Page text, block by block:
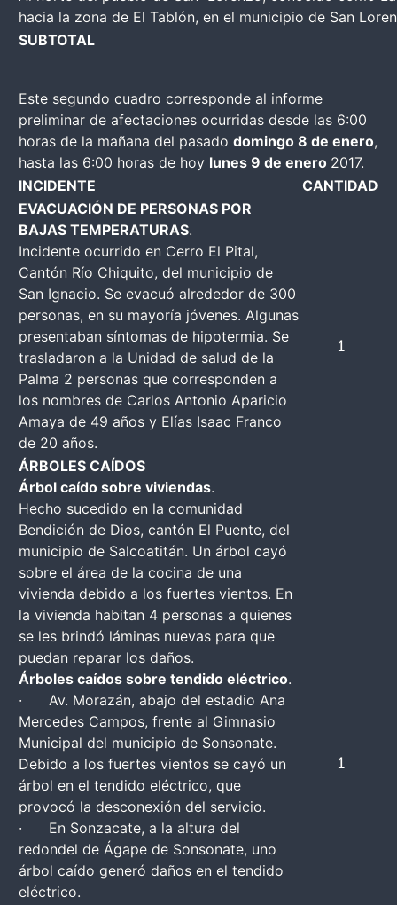
hacia la zona de El Tablón, en el municipio de San
SUBTOTAL
Este segundo cuadro corresponde al informe
preliminar de afectaciones ocurridas desde las 6:00
horas de la mañana del pasado domingo 8 de enero,
hasta las 6:00 horas de hoy lunes 9 de enero 2017.
INCIDENTE
CANTIDAD
EVACUACIÓN DE PERSONAS POR
BAJAS TEMPERATURAS.
Incidente ocurrido en Cerro El Pital,
Cantón Río Chiquito, del municipio de
San Ignacio. Se evacuó alrededor de 300
personas, en su mayoría jóvenes. Algunas
presentaban síntomas de hipotermia. Se
trasladaron a la Unidad de salud de la
Palma 2 personas que corresponden a
los nombres de Carlos Antonio Aparicio
Amaya de 49 años y Elías Isaac Franco
de 20 años.
1
ÁRBOLES CAÍDOS
Árbol caído sobre viviendas.
Hecho sucedido en la comunidad
Bendición de Dios, cantón El Puente, del
municipio de Salcoatitán. Un árbol cayó
sobre el área de la cocina de una
vivienda debido a los fuertes vientos. En
la vivienda habitan 4 personas a quienes
se les brindó láminas nuevas para que
puedan reparar los daños.
Árboles caídos sobre tendido eléctrico.
· Av. Morazán, abajo del estadio Ana
Mercedes Campos, frente al Gimnasio
Municipal del municipio de Sonsonate.
Debido a los fuertes vientos se cayó un
árbol en el tendido eléctrico, que
provocó la desconexión del servicio.
· En Sonzacate, a la altura del
redondel de Ágape de Sonsonate, uno
árbol caído generó daños en el tendido
eléctrico.
1